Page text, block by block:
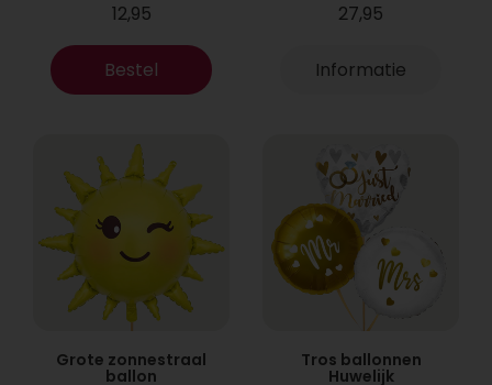
12,95
Bestel
27,95
Informatie
Grote zonnestraal
ballon
Tros ballonnen
Huwelijk